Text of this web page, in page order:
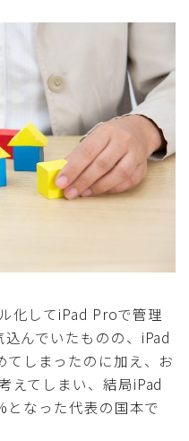
化してiPad Proで管理
んでいたものの、iPad
しまったのに加え、お
えてしまい、結局iPad
となった代表の国本で